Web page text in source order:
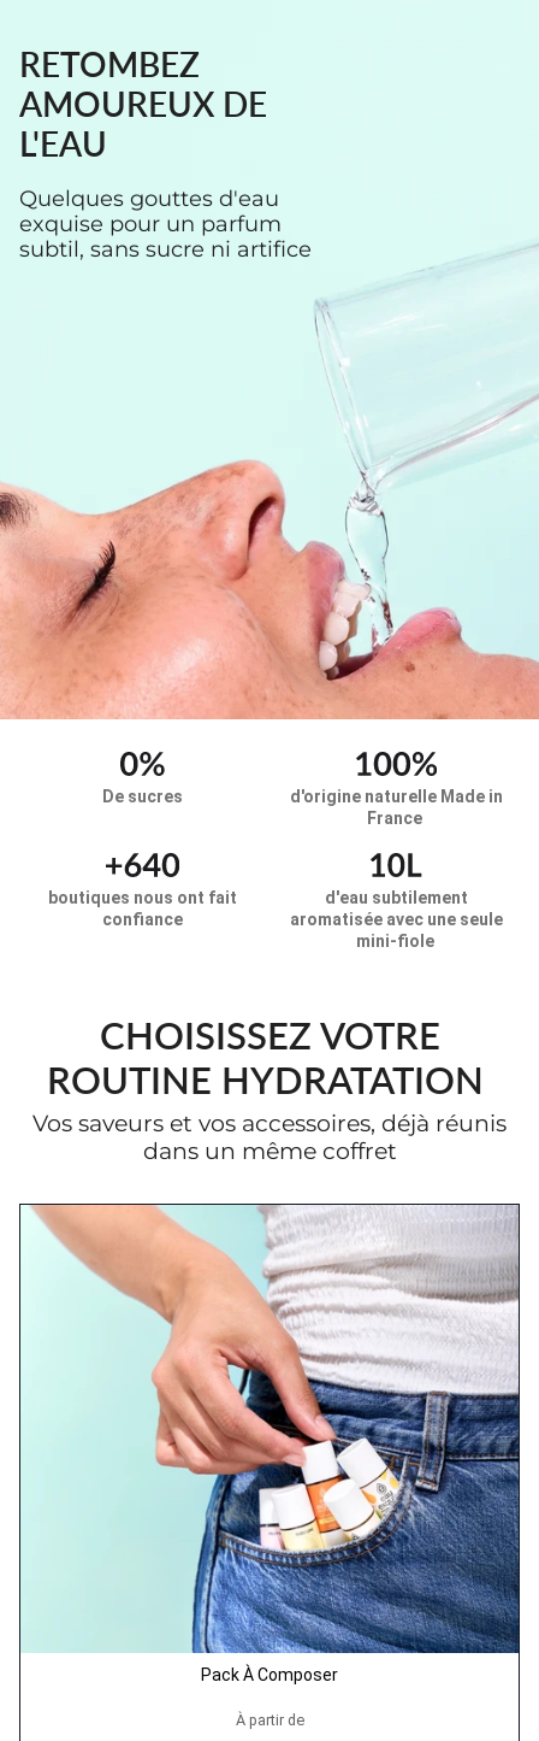
springen
RETOMBEZ
AMOUREUX DE
L'EAU
Quelques gouttes d'eau
exquise pour un parfum
subtil, sans sucre ni artifice
De sucres
d'origine naturelle Made in
France
boutiques nous ont fait
confiance
d'eau subtilement
aromatisée avec une seule
mini-fiole
CHOISISSEZ VOTRE
ROUTINE HYDRATATION
Vos saveurs et vos accessoires, déjà réunis
dans un même coffret
Pack À Composer
À partir de